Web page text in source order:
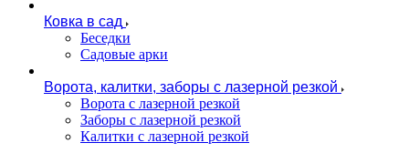
Ковка в сад
Беседки
Садовые арки
Ворота, калитки, заборы с лазерной резкой
Ворота с лазерной резкой
Заборы с лазерной резкой
Калитки с лазерной резкой